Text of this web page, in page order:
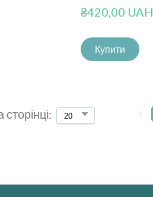
₴420,00 UAH
Купити
сторінці: